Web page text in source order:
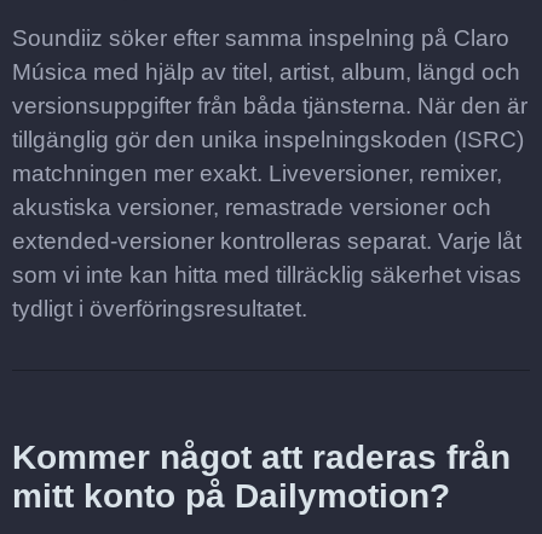
Soundiiz söker efter samma inspelning på Claro
Música med hjälp av titel, artist, album, längd och
versionsuppgifter från båda tjänsterna. När den är
tillgänglig gör den unika inspelningskoden (ISRC)
matchningen mer exakt. Liveversioner, remixer,
akustiska versioner, remastrade versioner och
extended-versioner kontrolleras separat. Varje låt
som vi inte kan hitta med tillräcklig säkerhet visas
tydligt i överföringsresultatet.
Kommer något att raderas från
mitt konto på Dailymotion?